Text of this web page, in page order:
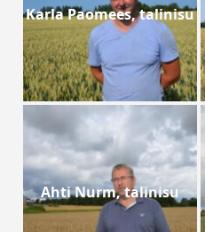
Karla Paomees, talinisu
Ahti Nurm, talinisu